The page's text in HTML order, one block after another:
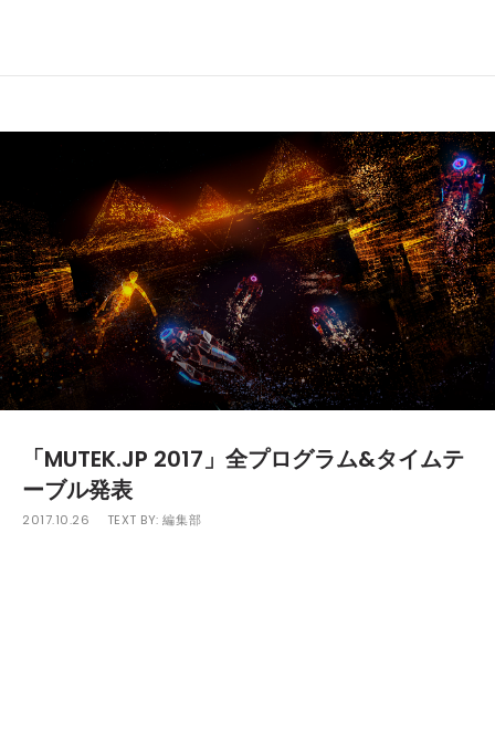
「MUTEK.JP 2017」全プログラム&タイムテ
ーブル発表
2017.10.26 TEXT BY:編集部